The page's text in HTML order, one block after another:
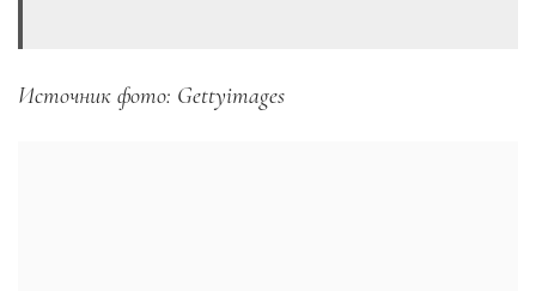
Источник фото: Gettyimages